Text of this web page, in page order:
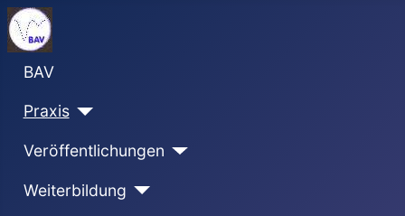
BAV
Praxis
Veröffentlichungen
Weiterbildung